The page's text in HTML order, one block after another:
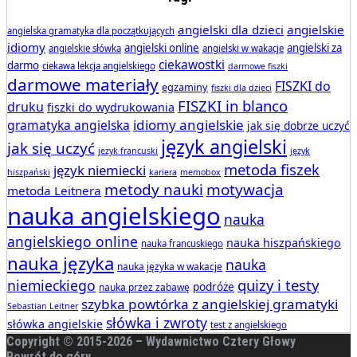
angielska gramatyka dla początkujących angielski dla dzieci angielskie
idiomy angielskie słówka angielski online angielski w wakacje angielski za
darmo ciekawa lekcja angielskiego ciekawostki darmowe fiszki
darmowe materiały egzaminy fiszki dla dzieci FISZKI do
druku fiszki do wydrukowania FISZKI in blanco
gramatyka angielska idiomy angielskie jak się dobrze uczyć
jak się uczyć jezyk francuski język angielski język
hiszpański język niemiecki kariera memobox metoda fiszek
metoda Leitnera metody nauki motywacja
nauka angielskiego nauka
angielskiego online nauka francuskiego nauka hiszpańskiego
nauka języka nauka języka w wakacje nauka
niemieckiego nauka przez zabawę podróże quizy i testy
Sebastian Leitner szybka powtórka z angielskiej gramatyki
słówka angielskie słówka i zwroty test z angielskiego
Copyright © 2015-2026 – Wydawnictwo Cztery Głowy